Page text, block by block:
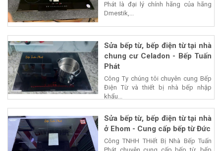
Phát là đại lý chính hãng của hãng
Dmestik,...
Sửa bếp từ, bếp điện từ tại nhà
chung cư Celadon - Bếp Tuấn
Phát
Công Ty chúng tôi chuyên cung Bếp
Điện Từ và thiết bị nhà bếp nhập
khẩu...
Sửa bếp từ, bếp điện từ tại nhà
ở Ehom - Cung cấp bếp từ Đức
Công TNHH THiết Bị Nhà Bếp Tuấn